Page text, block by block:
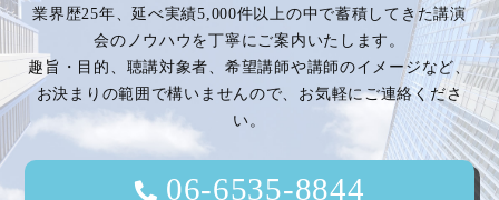
ー
シ
ョ
ン
業界歴25年、延べ実績5,000件以上の中で蓄積してきた講演
会のノウハウを丁寧にご案内いたします。
趣旨・目的、聴講対象者、希望講師や講師のイメージなど、
お決まりの範囲で構いませんので、お気軽にご連絡くださ
い。
06-6535-8844